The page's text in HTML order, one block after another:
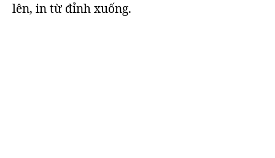
lên, in từ đỉnh xuống.